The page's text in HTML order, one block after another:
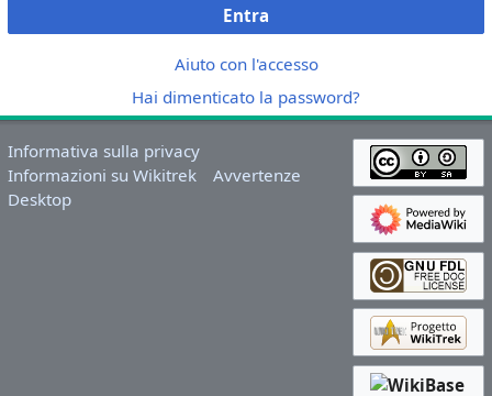
Entra
Aiuto con l'accesso
Hai dimenticato la password?
Informativa sulla privacy
Informazioni su Wikitrek
Avvertenze
Desktop